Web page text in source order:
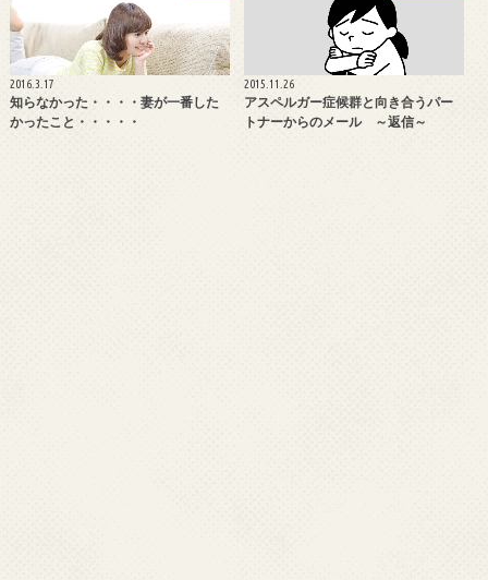
2016.3.17
知らなかった・・・・妻が一番した
かったこと・・・・・
2015.11.26
アスペルガー症候群と向き合うパー
トナーからのメール ～返信～